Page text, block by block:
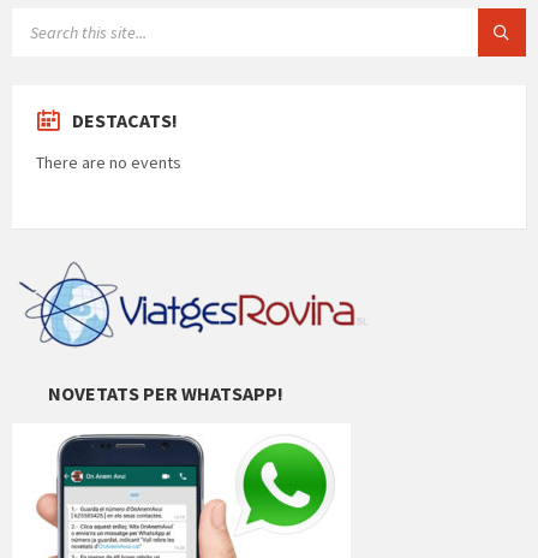
DESTACATS!
There are no events
NOVETATS PER WHATSAPP!